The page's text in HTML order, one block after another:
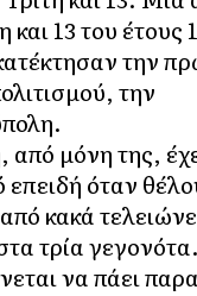
και 13 του έτους
την
την
μόνη της,
επειδή όταν
κακά
τρία
να πάει